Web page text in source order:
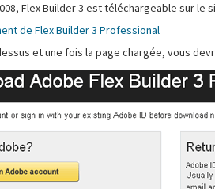
Flex Builder 3 est téléchargeable sur le
de Flex Builder 3 Professional
et une fois la page chargée, vous